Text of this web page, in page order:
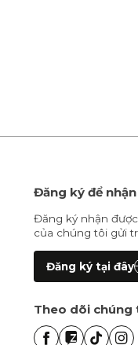
Đăng ký để
Đăng ký nhận
của chúng tôi gửi
Đăng ký tại đây
Theo dõi chúng